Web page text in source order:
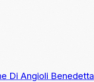
Di Angioli Benedetta